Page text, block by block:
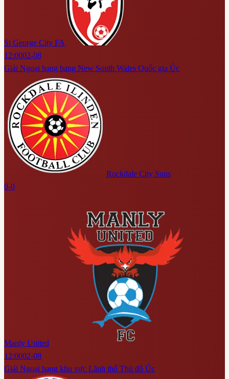
St George City FA
12:0002-08
Giải Ngoại hạng bang New South Wales Quốc gia Úc
Rockdale City Suns
0-0
Manly United
12:0002-08
Giải Ngoại hạng khu vực Lãnh thổ Thủ đô Úc